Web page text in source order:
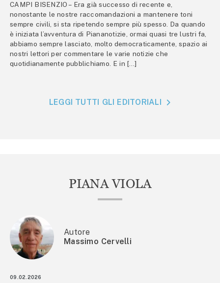
CAMPI BISENZIO – Era già successo di recente e,
nonostante le nostre raccomandazioni a mantenere toni
sempre civili, si sta ripetendo sempre più spesso. Da quando
è iniziata l’avventura di Piananotizie, ormai quasi tre lustri fa,
abbiamo sempre lasciato, molto democraticamente, spazio ai
nostri lettori per commentare le varie notizie che
quotidianamente pubblichiamo. E in […]
LEGGI TUTTI GLI EDITORIALI
PIANA VIOLA
Autore
Massimo Cervelli
09.02.2026